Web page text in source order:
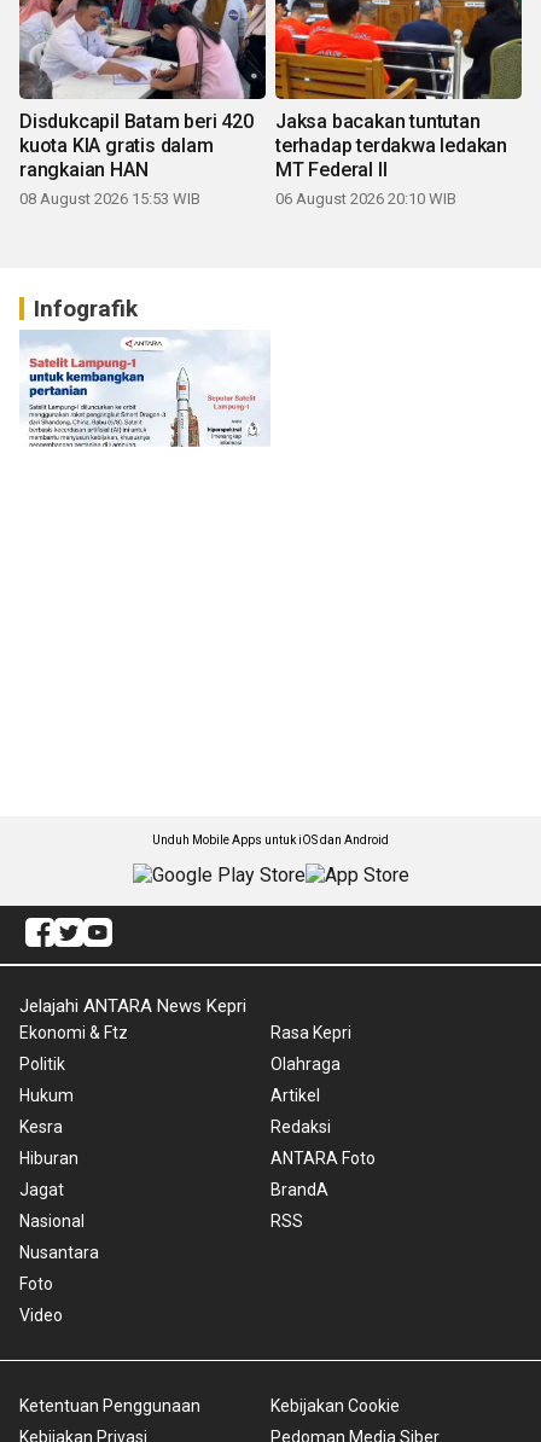
Disdukcapil Batam beri 420
kuota KIA gratis dalam
rangkaian HAN
08 August 2026 15:53 WIB
Jaksa bacakan tuntutan
terhadap terdakwa ledakan
MT Federal II
06 August 2026 20:10 WIB
Infografik
Unduh Mobile Apps untuk iOS dan Android
Jelajahi ANTARA News Kepri
Ekonomi & Ftz
Politik
Hukum
Kesra
Hiburan
Jagat
Nasional
Nusantara
Foto
Video
Rasa Kepri
Olahraga
Artikel
Redaksi
ANTARA Foto
BrandA
RSS
Ketentuan Penggunaan
Kebijakan Privasi
Kebijakan Cookie
Pedoman Media Siber